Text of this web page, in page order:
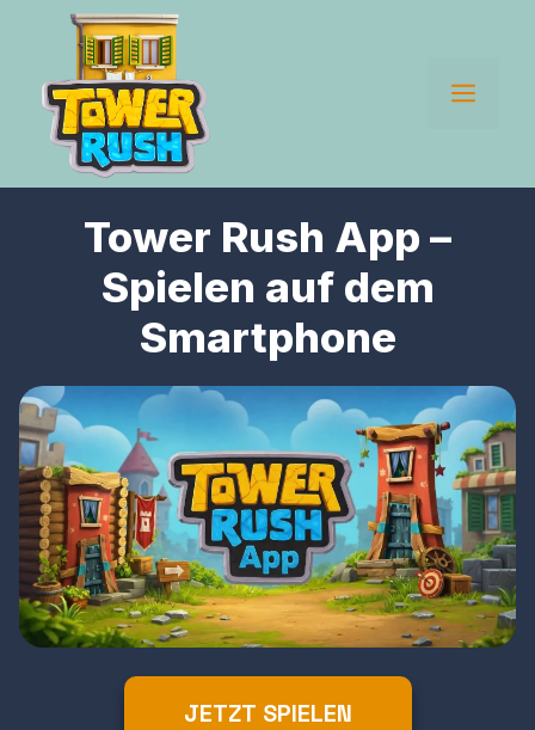
Tower Rush App –
Spielen auf dem
Smartphone
JETZT SPIELEN